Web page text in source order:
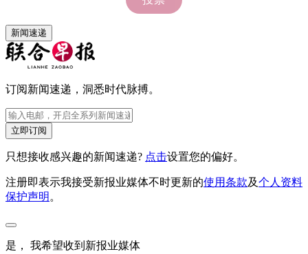
新闻速递
订阅新闻速递，洞悉时代脉搏。
立即订阅
只想接收感兴趣的新闻速递? 点击设置您的偏好。
注册即表示我接受新报业媒体不时更新的使用条款及个人资料
保护声明 。
是， 我希望收到新报业媒体